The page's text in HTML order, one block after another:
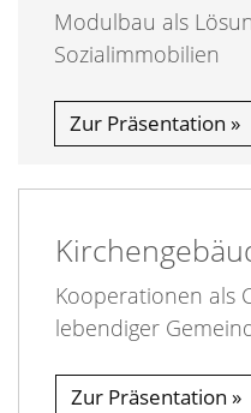
Modulbau als
Sozialimmobilien
Zur Präsentation
Kooperationen als
lebendiger
Zur Präsentation